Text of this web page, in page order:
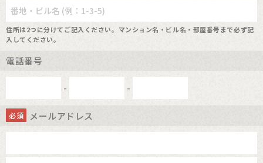
住所は2つに分けてご記入ください。マンション名・ビル名・部屋番号まで必ず記
入してください。
電話番号
- -
必須 メールアドレス